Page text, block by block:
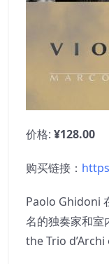
价格: ¥128.00
购买链接：
Paolo Ghidoni
名的独奏家和
the Trio d’Archi